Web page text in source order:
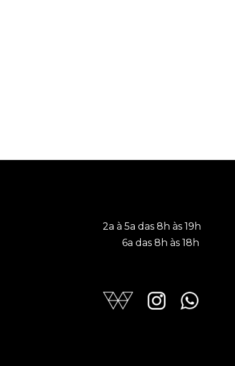
2a à 5a das 8h às 19h
6a das 8h às 18h